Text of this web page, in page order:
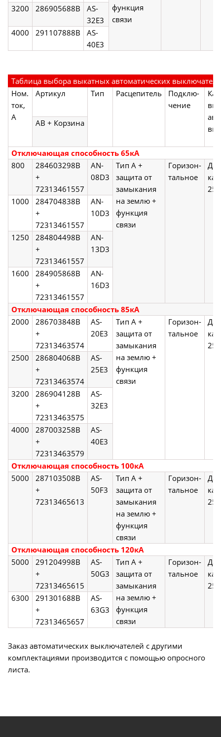
функция
связи
3200
286905688B
AS-
32E3
4000
291107888B
AS-
40E3
Таблица выбора выкатных автоматических
Ном.
ток,
А
Артикул Тип Расцепитель
Подклю-
чение
АВ + Корзина
Отключающая способность 65кА
800
284603298B
+
72313461557
AN-
08D3
Тип А +
защита от
замыкания
на землю +
функция
связи
Горизон-
тальное
Да,
1000
284704838B
+
72313461557
AN-
10D3
1250
284804498B
+
72313461557
AN-
13D3
1600
284905868B
+
72313461557
AN-
16D3
Отключающая способность 85кА
2000
286703848B
+
72313463574
AS-
20E3
Тип А +
защита от
замыкания
на землю +
функция
связи
Горизон-
тальное
Да,
2500
286804068B
+
72313463574
AS-
25E3
3200
286904128B
+
72313463575
AS-
32E3
4000
287003258B
+
72313463579
AS-
40E3
Отключающая способность 100кА
5000
287103508B
+
72313465613
AS-
50F3
Тип А +
защита от
замыкания
на землю +
функция
связи
Горизон-
тальное
Да,
Отключающая способность 120кА
5000
291204998B
+
72313465615
AS-
50G3
Тип А +
защита от
замыкания
на землю +
функция
связи
Горизон-
тальное
Да,
6300
291301688B
+
72313465657
AS-
63G3
Заказ автоматических выключателей с другими
комплектациями производится с помощью опросного
листа.